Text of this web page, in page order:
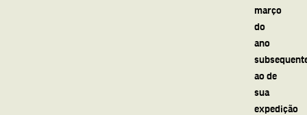
março
do
ano
ao de
sua
expedição